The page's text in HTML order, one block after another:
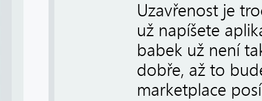
Uzavřenost je
už napíšete
babek už není
dobře, až to
marketplace